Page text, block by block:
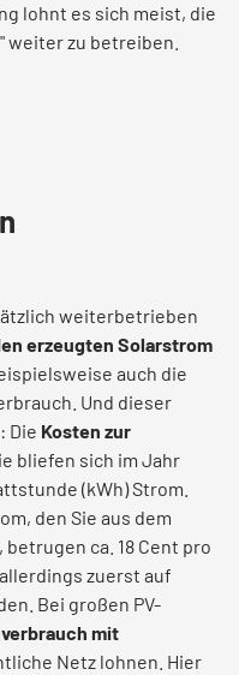
lohnt es sich meist, die
weiter zu betreiben.
weiterbetrieben
erzeugten Solarstrom
auch die
Und dieser
Die Kosten zur
bliefen sich im Jahr
(kWh) Strom.
den Sie aus dem
ca. 18 Cent pro
zuerst auf
Bei großen PV-
mit
Netz lohnen. Hier